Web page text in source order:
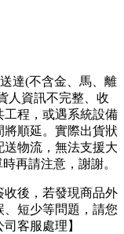
達(不含金、馬、離
人資訊不完整、收
工程，或遇系統設備
順延。實際出貨狀
物流，無法支援大
再請注意，謝謝。
收後，若發現商品外
短少等問題，請您
客服處理】